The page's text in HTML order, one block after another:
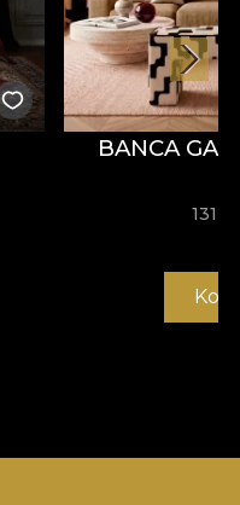
BANCA
131